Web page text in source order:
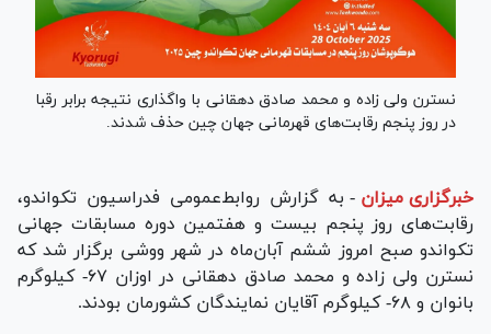
نسترن ولی زاده و محمد صادق دهقانی با واگذاری نتیجه برابر رقبا
در روز پنجم رقابت‌های قهرمانی جهان چین حذف شدند.
خبرگزاری میزان - به گزارش روابط‌عمومی فدراسیون تکواندو،
رقابت‌های روز پنجم بیست و هفتمین دوره مسابقات جهانی
تکواندو صبح امروز ششم آبان‌ماه در شهر ووشی برگزار شد که
نسترن ولی زاده و محمد صادق دهقانی در اوزان ۶۷- کیلوگرم
بانوان و ۶۸- کیلوگرم آقایان نمایندگان کشورمان بودند.